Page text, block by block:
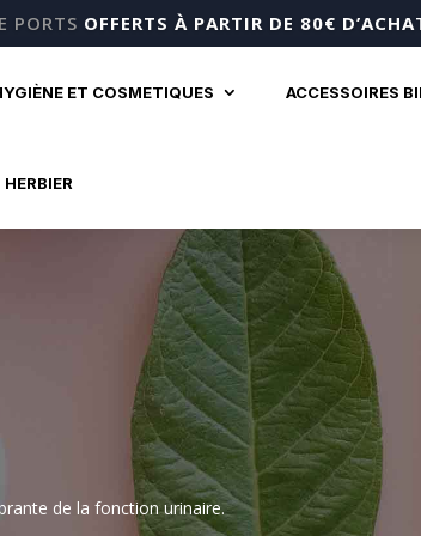
PORTS OFFERTS À PARTIR DE 80€ D’ACHA
ET COSMETIQUES ACCESSOIRES
HERBIER
de la fonction urinaire.